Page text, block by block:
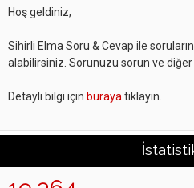
Hoş geldiniz,
Sihirli Elma Soru & Cevap ile
alabilirsiniz. Sorunuzu sorun ve diğer
Detaylı bilgi için buraya tıklayın.